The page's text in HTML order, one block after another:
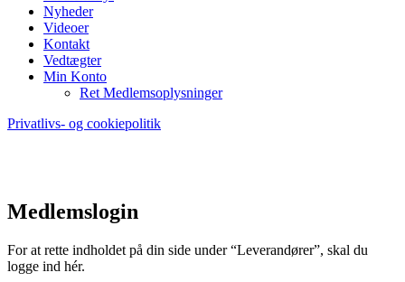
Nyheder
Videoer
Kontakt
Vedtægter
Min Konto
Ret Medlemsoplysninger
Privatlivs- og cookiepolitik
Medlemslogin
For at rette indholdet på din side under “Leverandører”, skal du
logge ind hér.